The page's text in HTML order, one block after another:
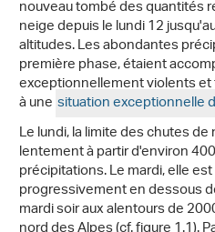
nouveau tombé des quantités
neige depuis le lundi 12
altitudes. Les abondantes
première phase, étaient
exceptionnellement violents
à unesituation exceptionnelle
Le lundi, la limite des chutes
lentement à partir d'environ
précipitations. Le mardi, elle
progressivement en dessous
mardi soir aux alentours de